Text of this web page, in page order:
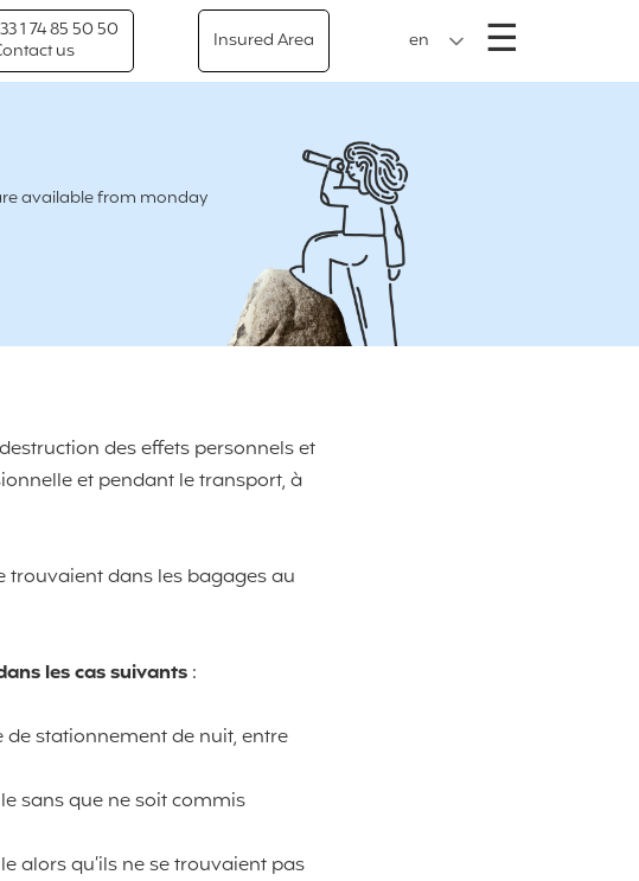
1 74 85 50 50
us
Insured Area en ☰
available from monday
des effets personnels et
et pendant le transport, à
trouvaient dans les bagages au
les cas suivants :
de stationnement de nuit, entre
sans que ne soit commis
alors qu’ils ne se trouvaient pas